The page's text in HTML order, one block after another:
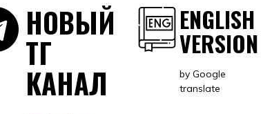
НОВЫЙ
ТГ
КАНАЛ
ENGLISH
VERSION
by Google
translate